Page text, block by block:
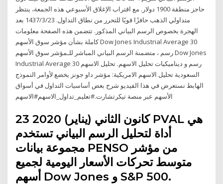
حاجز منطقة 1900 دولار. مع اقتراب الإغلاق الأسبوعي هذه الجمعة، ينتظر
متداولي الذهب حافزًا قويًا للتحرر من نطاق التداول. 23‏‏/3‏‏/1437 بعد
الهجرة بخصوص الرسم البياني المذكور. تتضمن هذه الصفحة معلومات
كاملة بشأن مؤشر سوق الأسهم Dow Jones Industrial Average 30
رسم ، متضمنة الرسم البياني المباشر للـمؤشر سوق الأسهم Dow Jones
Industrial Average 30 رسم و ديناميكيات تحليل الاسهم. تحليل الاسهم
السعودية تحليل الاسهم الامريكية: مؤشر داو جونز يخضع لأوامر النموذج
الهابط نستعرض في هذا الفيديو شرح بعض أساسيات التداول في أسواق
الأسهم عبر منصة تيكرتشارت.#تعليم_تداول_الاسهم#الاسهم
23 كانون الثاني (يناير) 2020 PVAL هي
أداة لتحليل الرسم البياني تستخدم
مجموعة بيانات PENSO من مؤشر
متوسط ​​تحركات الأسعار اليومية لجميع
أسهم Dow Jones و S&P 500.